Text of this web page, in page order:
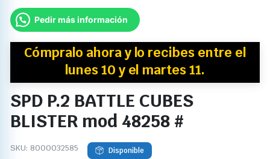
Pedir más información
Cómpralo ahora y lo recibes entre el
lunes 10 y el martes 11.
SPD P.2 BATTLE CUBES
BLISTER mod 48258 #
SKU: 8000032585 Disponible